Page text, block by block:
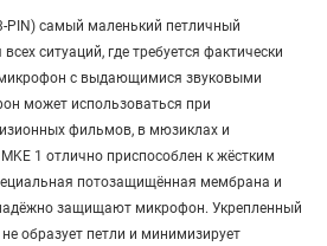
3-PIN) самый маленький петличный
ситуаций, где требуется фактически
с выдающимися звуковыми
может использоваться при
фильмов, в мюзиклах и
1 отлично приспособлен к жёстким
потозащищённая мембрана и
защищают микрофон. Укрепленный
образует петли и минимизирует